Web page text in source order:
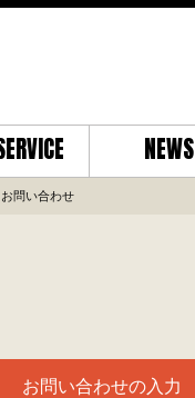
NEWS
お問い合わせ
お問い合わせの入力